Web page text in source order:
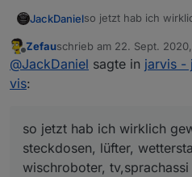
JackDanielso jetzt hab ich
wischroboter,
boah um so mehr ich
umso mehr fällt mir
Offline
Zefauschrieb am 22. Sept.
zuletzt editiert von
@JackDaniel sagte in jarvis -
vis:
so jetzt hab ich wirklich
steckdosen, lüfter,
wischroboter, tv,sprachassi